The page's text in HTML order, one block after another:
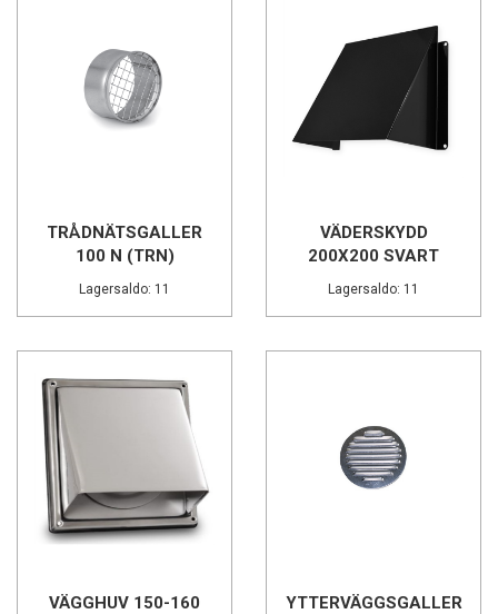
TRÅDNÄTSGALLER
100 N (TRN)
Lagersaldo: 11
VÄDERSKYDD
200X200 SVART
Lagersaldo: 11
VÄGGHUV 150-160
YTTERVÄGGSGALLER